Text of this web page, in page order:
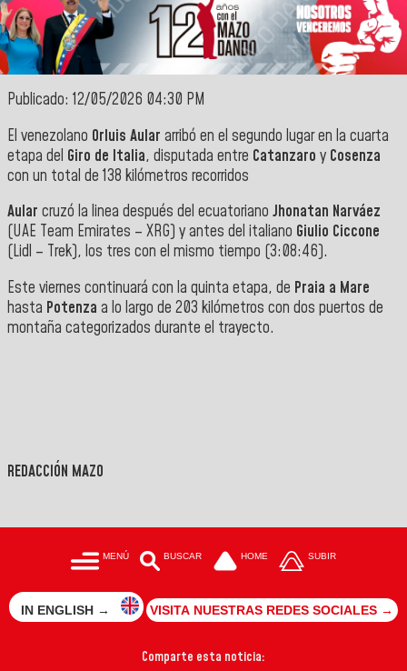
Publicado: 12/05/2026 04:30 PM
El venezolano Orluis Aular arribó en el segundo lugar en la cuarta
etapa del Giro de Italia, disputada entre Catanzaro y Cosenza
con un total de 138 kilómetros recorridos
Aular cruzó la linea después del ecuatoriano Jhonatan Narváez
(UAE Team Emirates – XRG) y antes del italiano Giulio Ciccone
(Lidl – Trek), los tres con el mismo tiempo (3:08:46).
Este viernes continuará con la quinta etapa, de Praia a Mare
hasta Potenza a lo largo de 203 kilómetros con dos puertos de
montaña categorizados durante el trayecto.
REDACCIÓN MAZO
MENÚ BUSCAR HOME SUBIR
IN ENGLISH → VISITA NUESTRAS REDES SOCIALES →
Comparte esta noticia: